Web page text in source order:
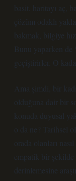
basit, haritayı aç,
çözüm odaklı
bakmak, bilgiye
Bunu yaparken de
geçiştirirler. O
Ama şimdi, bir
olduğuna dair bir
konuda duyusal
o da ne? Tarihsel
orada olanları
empatik bir şekilde
derinlemesine